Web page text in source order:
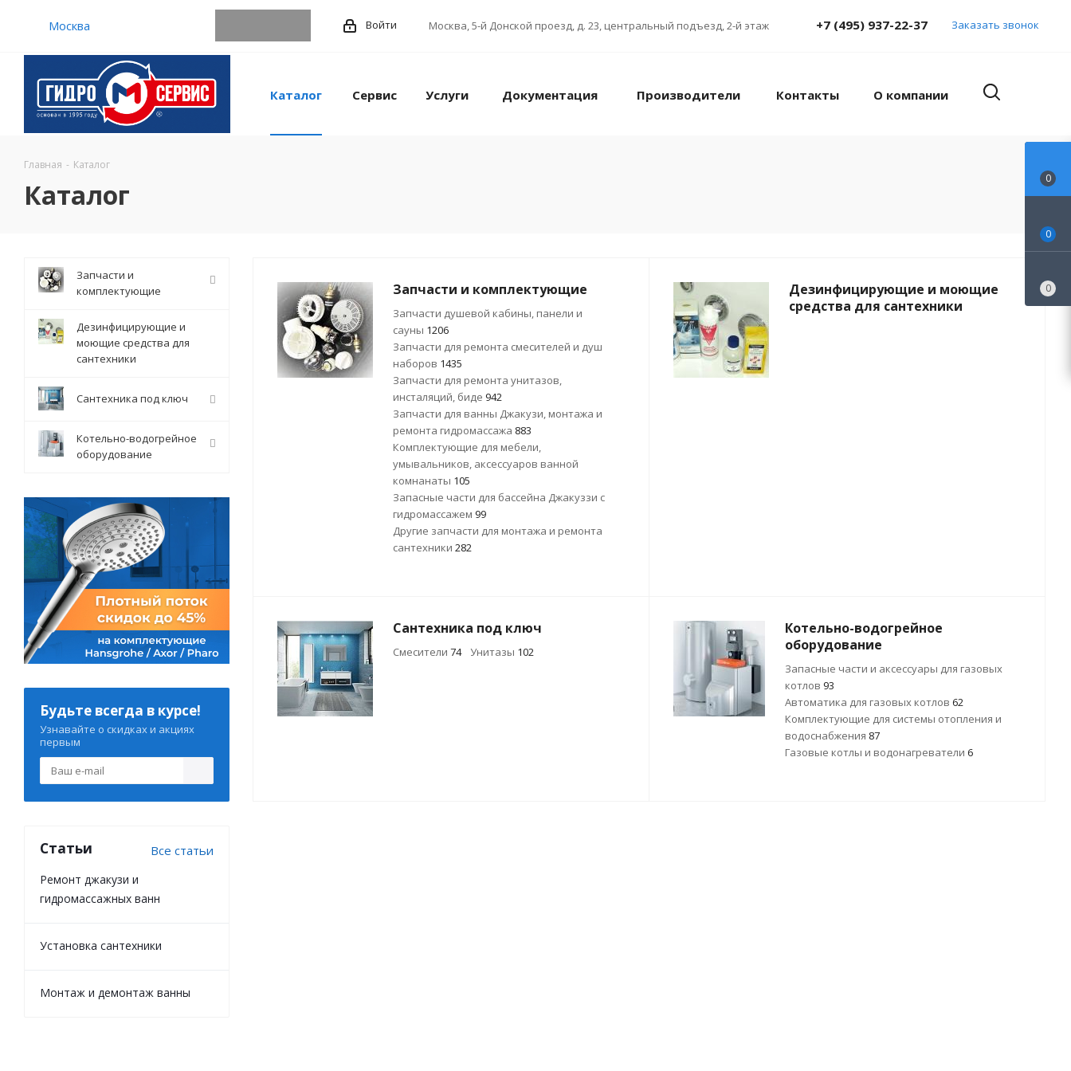
Москва Войти Москва,5-й Донской проезд, д. 23, центральный подъезд, 2-й этаж +7 (495) 937-22-37 Заказать звонок
Каталог Сервис Услуги Документация Производители Контакты О компании
Главная - Каталог
Каталог
Запчасти и комплектующие
Запчасти душевой кабины, панели и
сауны 1206
Запчасти для ремонта смесителей и душ
наборов 1435
Запчасти для ремонта унитазов,
инсталяций, биде 942
Запчасти для ванны Джакузи, монтажа и
ремонта гидромассажа 883
Комплектующие для мебели,
умывальников, аксессуаров ванной
комнанаты 105
Запасные части для бассейна Джакуззи с
гидромассажем 99
Другие запчасти для монтажа и ремонта
сантехники 282
Дезинфицирующие и моющие
средства для сантехники
Сантехника под ключ
Смесители 74 Унитазы 102
Котельно-водогрейное
оборудование
Запасные части и аксессуары для газовых
котлов 93
Автоматика для газовых котлов 62
Комплектующие для системы отопления и
водоснабжения 87
Газовые котлы и водонагреватели 6
Запчасти и
комплектующие
Дезинфицирующие и
моющие средства для
сантехники
Сантехника под ключ
Котельно-водогрейное
оборудование
Будьте всегда в курсе!
Узнавайте о скидках и акциях
первым
Статьи Все статьи
Ремонт джакузи и
гидромассажных ванн
Установка сантехники
Монтаж и демонтаж ванны
0
0
0